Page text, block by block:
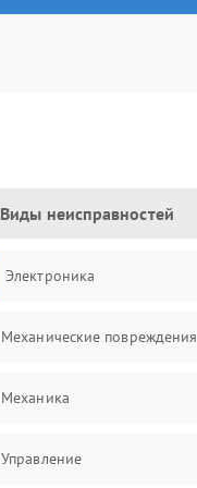
Виды неисправностей
Электроника
Механические повреждения
Механика
Управление